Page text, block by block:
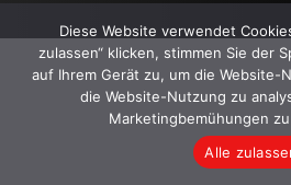
Diese Website verwendet
zulassen“ klicken, stimmen Sie der
auf Ihrem Gerät zu, um die Website-
die Website-Nutzung zu
Marketingbemühungen
Alle